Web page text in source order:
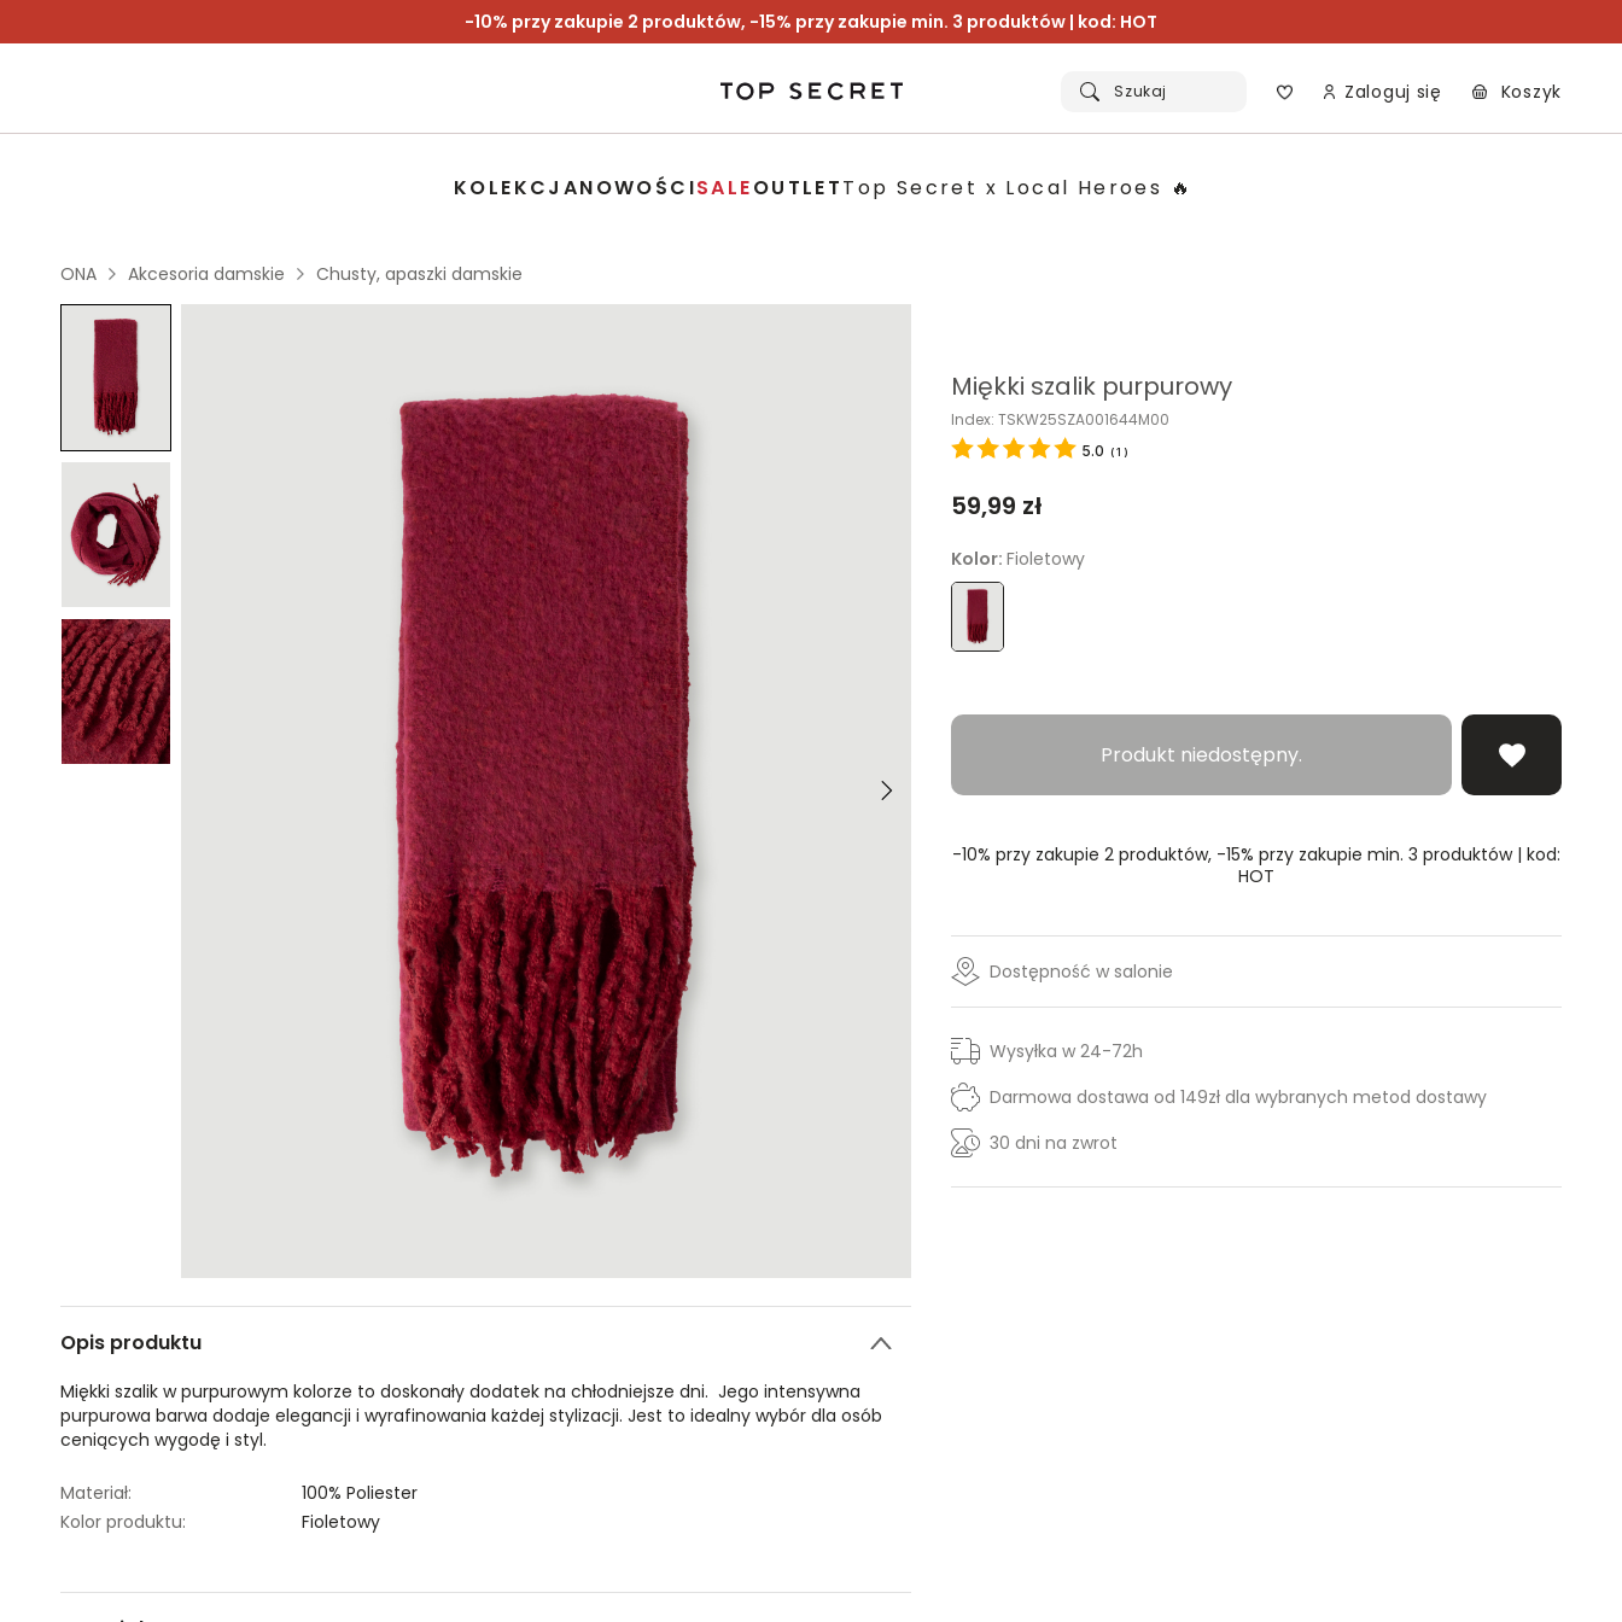
-10% przy zakupie 2 produktów, -15% przy zakupie min. 3 produktów | kod: HOT
Szukaj Zaloguj się Koszyk
KOLEKCJANOWOŚCISALEOUTLETTop Secret x Local Heroes 🔥
ONA Akcesoria damskie Chusty, apaszki damskie
Miękki szalik purpurowy
Index: TSKW25SZA001644M00
5.0 (1 )
59,99 zł
Kolor: Fioletowy
Produkt niedostępny.
-10% przy zakupie 2 produktów, -15% przy zakupie min. 3 produktów | kod:
HOT
Dostępność w salonie
Wysyłka w 24-72h
Darmowa dostawa od 149zł dla wybranych metod dostawy
30 dni na zwrot
Opis produktu
Miękki szalik w purpurowym kolorze to doskonały dodatek na chłodniejsze dni. Jego intensywna
purpurowa barwa dodaje elegancji i wyrafinowania każdej stylizacji. Jest to idealny wybór dla osób
ceniących wygodę i styl.
Materiał:
100% Poliester
Kolor produktu:
Fioletowy